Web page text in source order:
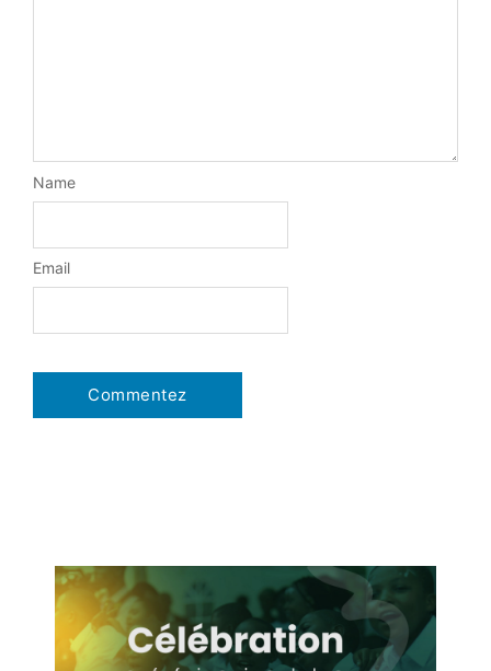
Name
Email